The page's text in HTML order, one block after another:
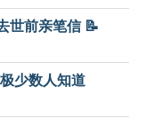
世前亲笔信 📝
少数人知道